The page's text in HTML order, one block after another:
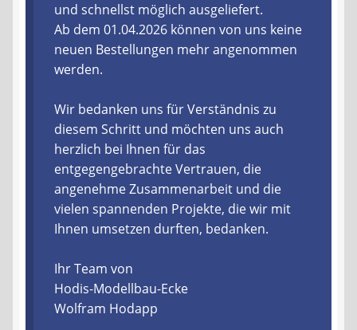
Lieferzeit & Verfügbarkeit
Gutschein
Batterien- und Akku Verordnung
Elektro- und Elektronikgeräte Verordnung
Öle- und Schmierstoff Verordnung
Vereine & Foren
Kontakt
und schnellst möglich ausgeliefert.
Ab dem 01.04.2026 können von uns keine
neuen Bestellungen mehr angenommen
werden.
Wir bedanken uns für Verständnis zu
diesem Schritt und möchten uns auch
herzlich bei Ihnen für das
entgegengebrachte Vertrauen, die
angenehme Zusammenarbeit und die
vielen spannenden Projekte, die wir mit
Ihnen umsetzen durften, bedanken.
Ihr Team von
Hodis-Modellbau-Ecke
Wolfram Hodapp